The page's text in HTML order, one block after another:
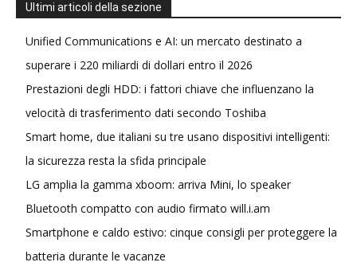
Ultimi articoli della sezione
Unified Communications e AI: un mercato destinato a
superare i 220 miliardi di dollari entro il 2026
Prestazioni degli HDD: i fattori chiave che influenzano la
velocità di trasferimento dati secondo Toshiba
Smart home, due italiani su tre usano dispositivi intelligenti:
la sicurezza resta la sfida principale
LG amplia la gamma xboom: arriva Mini, lo speaker
Bluetooth compatto con audio firmato will.i.am
Smartphone e caldo estivo: cinque consigli per proteggere la
batteria durante le vacanze